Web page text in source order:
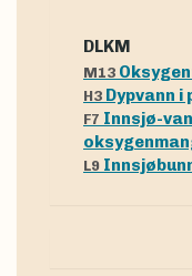
dLKM
M13
H3 Dypvann
F7 Innsjø-
L9